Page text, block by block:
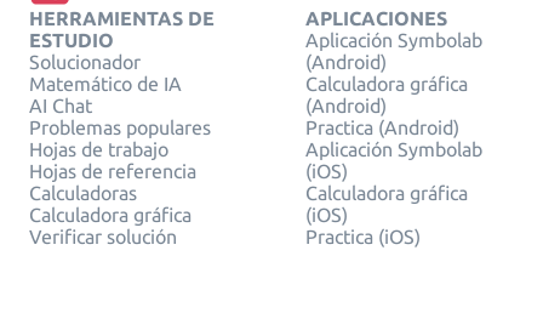
HERRAMIENTAS DE
ESTUDIO
Solucionador
Matemático de IA
AI Chat
Problemas populares
Hojas de trabajo
Hojas de referencia
Calculadoras
Calculadora gráfica
Verificar solución
APLICACIONES
Aplicación Symbolab
(Android)
Calculadora gráfica
(Android)
Practica (Android)
Aplicación Symbolab
(iOS)
Calculadora gráfica
(iOS)
Practica (iOS)